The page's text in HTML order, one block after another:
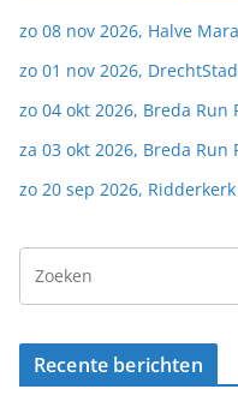
zo 08 nov 2026, Halve
zo 01 nov 2026,
zo 04 okt 2026, Breda Run
za 03 okt 2026, Breda Run
zo 20 sep 2026,
Recente berichten